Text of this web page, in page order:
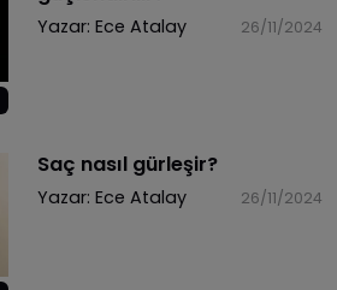
Yazar: Ece Atalay 26/11/2024
Saç nasıl gürleşir?
Yazar: Ece Atalay 26/11/2024